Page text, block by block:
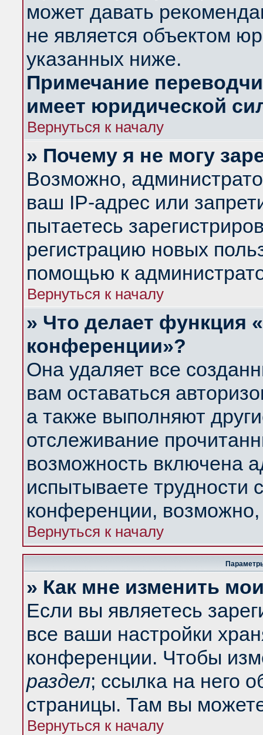
может давать
не является объектом
указанных ниже.
Примечание
имеет юридической
Вернуться к началу
» Почему я не могу
Возможно,
ваш IP-адрес или
пытаетесь
регистрацию новых
помощью к
Вернуться к началу
» Что делает функция
конференции»?
Она удаляет все
вам оставаться
а также выполняют
отслеживание
возможность включена
испытываете трудности
конференции,
Вернуться к началу
» Как мне изменить
Если вы являетесь
все ваши настройки
конференции. Чтобы
раздел; ссылка на него
страницы. Там вы
Вернуться к началу